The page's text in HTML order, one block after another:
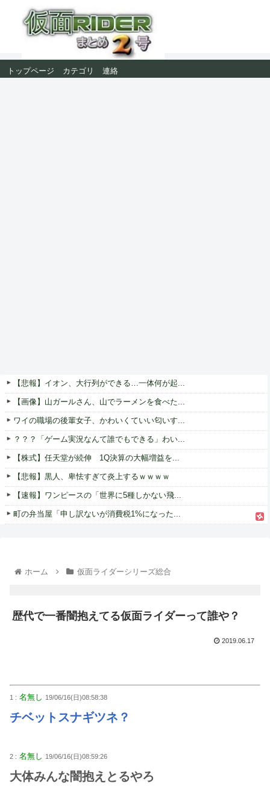
トップページ カテゴリ 連絡
【悲報】イオン、大行列ができる…一体何が起...
【画像】山ガールさん、山でラーメンを食べた...
ワイの職場の後輩女子、かわいくていい匂いす...
？？？「ゲーム実況なんて誰でもできる」わい...
【株式】任天堂が続伸 1Q決算の大幅増益を...
【悲報】黒人、卑怯すぎて炎上するｗｗｗｗ
【速報】ワンピースの「世界に5種しかない飛...
町の弁当屋「申し訳ないが消費税1%になった...
ホーム 仮面ライダーシリーズ総合
歴代で一番闇抱えてる仮面ライダーって誰や？
2019.06.17
1 : 名無し 19/06/16(日)08:58:38
チベットスナギツネ？
2 : 名無し 19/06/16(日)08:59:26
大体みんな闇抱えとるやろ